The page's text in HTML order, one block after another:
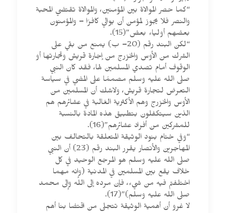
“كما حصر الموالاة بين المؤمنين، والموالاة تقتضي المحبة
والنصر فلا يجوز لمؤمن أن يوالي كافرًا – والمؤمنون
بعضهم أولياء بعض”(15).
“لكن البند رقم (20– ب) يمنع من بقي على
الشرك من الأوس والخزرج من إجارة قريش وتجارتها أو
الوقوف أمام تصدي المسلمين لها، فقد كان النبي
صلى الله عليه وسلم مصممًا على المضي في سياسة
التعرض لتجارة قريش، ولاشك أن المسلمين من
الأوس والخزرج وهم الأكثرية الغالبة في عشائرهم هم
الذين سيتكفلون بتطبيق هذه المادة بالنسبة
للمشركين من أفراد عشائرهم”(16).
“وفي ختام بنود الوثيقة المتعلقة بالتحالف بين
المهاجرين والأنصار يقرر البند رقم (23) أن النبي
صلى الله عليه وسلم هو المرجع الوحيد في كل
خلاف يقع بين المسلمين في المدنية (وإنه مهما
اختلفتم فيه من شيء، فإن مرده إلى الله وإلى محمد
صلى الله عليه وسلم)”(17).
لا غرو أن أهمية الوثيقة تتجلى من اقتضا بنا أهم